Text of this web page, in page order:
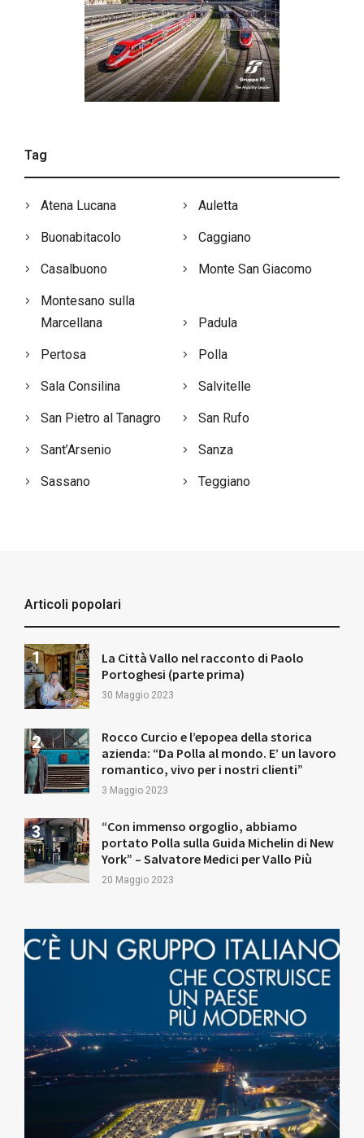
Tag
Atena Lucana Auletta
Buonabitacolo Caggiano
Casalbuono Monte San Giacomo
Montesano sulla
Marcellana
Padula
Pertosa Polla
Sala Consilina Salvitelle
San Pietro al Tanagro San Rufo
Sant’Arsenio Sanza
Sassano Teggiano
Articoli popolari
La Città Vallo nel racconto di Paolo
Portoghesi (parte prima)
30 Maggio 2023
Rocco Curcio e l’epopea della storica
azienda: “Da Polla al mondo. E’ un lavoro
romantico, vivo per i nostri clienti”
3 Maggio 2023
“Con immenso orgoglio, abbiamo
portato Polla sulla Guida Michelin di New
York” – Salvatore Medici per Vallo Più
20 Maggio 2023